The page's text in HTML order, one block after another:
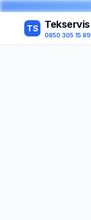
TS Tekservis
0850 305 15 89